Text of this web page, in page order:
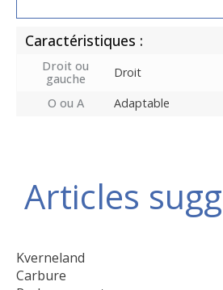
Caractéristiques :
Droit ou
gauche
Droit
O ou A
Adaptable
Articles
Kverneland
Carbure